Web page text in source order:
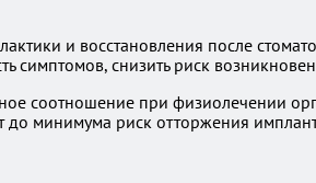
и восстановления после
симптомов, снизить риск
соотношение при физиолечении
до минимума риск отторжения